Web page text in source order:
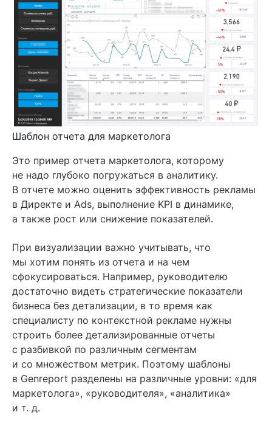
Шаблон отчета для маркетолога
Это пример отчета маркетолога, которому
не надо глубоко погружаться в аналитику.
В отчете можно оценить эффективность рекламы
в Директе и Ads, выполнение KPI в динамике,
а также рост или снижение показателей.
При визуализации важно учитывать, что
мы хотим понять из отчета и на чем
сфокусироваться. Например, руководителю
достаточно видеть стратегические показатели
бизнеса без детализации, в то время как
специалисту по контекстной рекламе нужны
строить более детализированные отчеты
с разбивкой по различным сегментам
и со множеством метрик. Поэтому шаблоны
в Genreport разделены на различные уровни: «для
маркетолога», «руководителя», «аналитика»
и т. д.